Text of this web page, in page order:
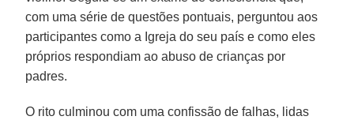
com uma série de questões pontuais, perguntou aos
participantes como a Igreja do seu país e como eles
próprios respondiam ao abuso de crianças por
padres.
O rito culminou com uma confissão de falhas, lidas